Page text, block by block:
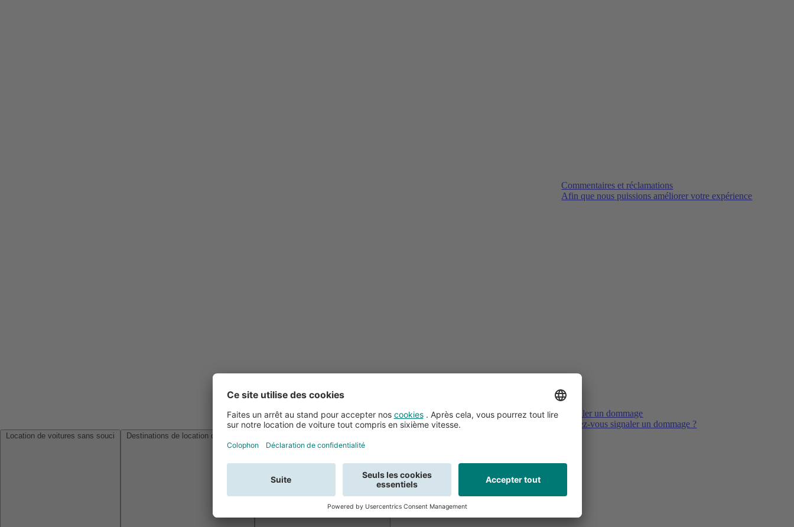
Commentaires et réclamations
Afin que nous puissions améliorer votre expérience
Signaler un dommage
Voulez-vous signaler un dommage ?